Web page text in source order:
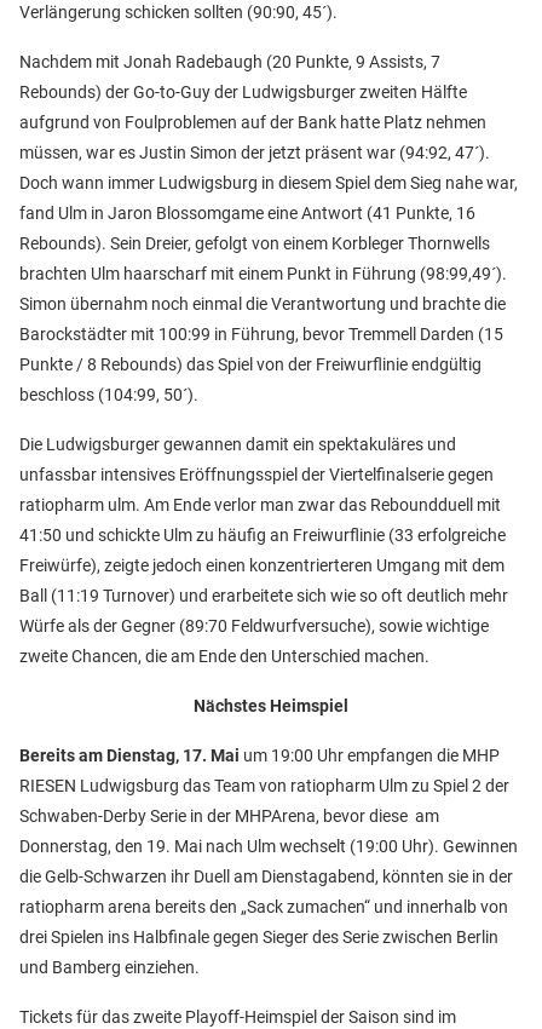
Verlängerung schicken sollten (90:90, 45´).
Nachdem mit Jonah Radebaugh (20 Punkte, 9 Assists, 7
Rebounds) der Go-to-Guy der Ludwigsburger zweiten Hälfte
aufgrund von Foulproblemen auf der Bank hatte Platz nehmen
müssen, war es Justin Simon der jetzt präsent war (94:92, 47´).
Doch wann immer Ludwigsburg in diesem Spiel dem Sieg nahe war,
fand Ulm in Jaron Blossomgame eine Antwort (41 Punkte, 16
Rebounds). Sein Dreier, gefolgt von einem Korbleger Thornwells
brachten Ulm haarscharf mit einem Punkt in Führung (98:99,49´).
Simon übernahm noch einmal die Verantwortung und brachte die
Barockstädter mit 100:99 in Führung, bevor Tremmell Darden (15
Punkte / 8 Rebounds) das Spiel von der Freiwurflinie endgültig
beschloss (104:99, 50´).
Die Ludwigsburger gewannen damit ein spektakuläres und
unfassbar intensives Eröffnungsspiel der Viertelfinalserie gegen
ratiopharm ulm. Am Ende verlor man zwar das Reboundduell mit
41:50 und schickte Ulm zu häufig an Freiwurflinie (33 erfolgreiche
Freiwürfe), zeigte jedoch einen konzentrierteren Umgang mit dem
Ball (11:19 Turnover) und erarbeitete sich wie so oft deutlich mehr
Würfe als der Gegner (89:70 Feldwurfversuche), sowie wichtige
zweite Chancen, die am Ende den Unterschied machen.
Nächstes Heimspiel
Bereits am Dienstag, 17. Mai um 19:00 Uhr empfangen die MHP
RIESEN Ludwigsburg das Team von ratiopharm Ulm zu Spiel 2 der
Schwaben-Derby Serie in der MHPArena, bevor diese am
Donnerstag, den 19. Mai nach Ulm wechselt (19:00 Uhr). Gewinnen
die Gelb-Schwarzen ihr Duell am Dienstagabend, könnten sie in der
ratiopharm arena bereits den „Sack zumachen“ und innerhalb von
drei Spielen ins Halbfinale gegen Sieger des Serie zwischen Berlin
und Bamberg einziehen.
Tickets für das zweite Playoff-Heimspiel der Saison sind im